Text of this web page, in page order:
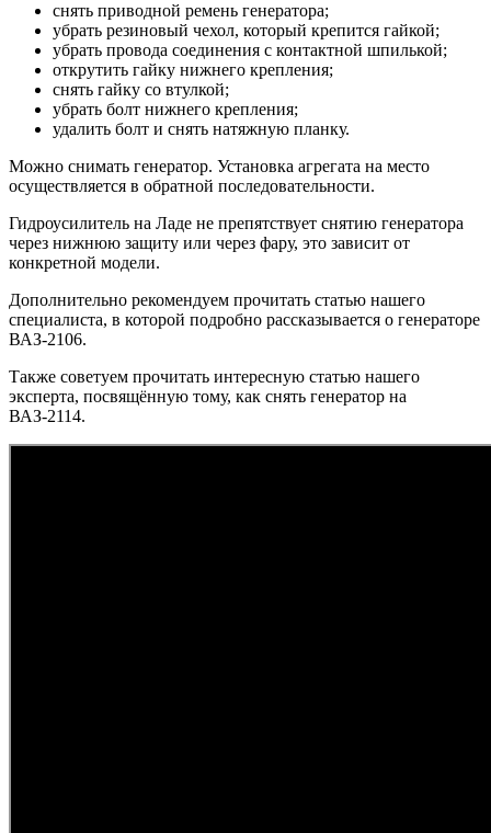
снять приводной ремень генератора;
убрать резиновый чехол, который крепится гайкой;
убрать провода соединения с контактной шпилькой;
открутить гайку нижнего крепления;
снять гайку со втулкой;
убрать болт нижнего крепления;
удалить болт и снять натяжную планку.
Можно снимать генератор. Установка агрегата на место
осуществляется в обратной последовательности.
Гидроусилитель на Ладе не препятствует снятию генератора
через нижнюю защиту или через фару, это зависит от
конкретной модели.
Дополнительно рекомендуем прочитать статью нашего
специалиста, в которой подробно рассказывается о генераторе
ВАЗ-2106.
Также советуем прочитать интересную статью нашего
эксперта, посвящённую тому, как снять генератор на
ВАЗ-2114.